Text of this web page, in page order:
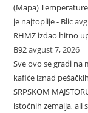
(Mapa)
je najtoplije - Blic
RHMZ izdao hitno
B92avgust 7, 2026
Sve ovo se gradi
kafiće iznad
SRPSKOM
istočnih zemalja, ali